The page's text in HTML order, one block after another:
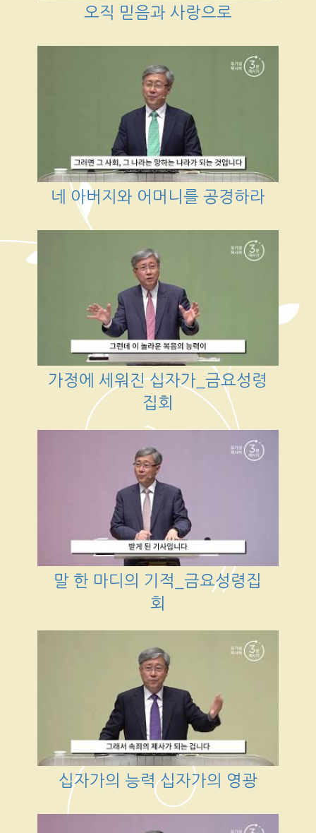
오직 믿음과 사랑으로
네 아버지와 어머니를 공경하라
가정에 세워진 십자가_금요성령
집회
말 한 마디의 기적_금요성령집
회
십자가의 능력 십자가의 영광